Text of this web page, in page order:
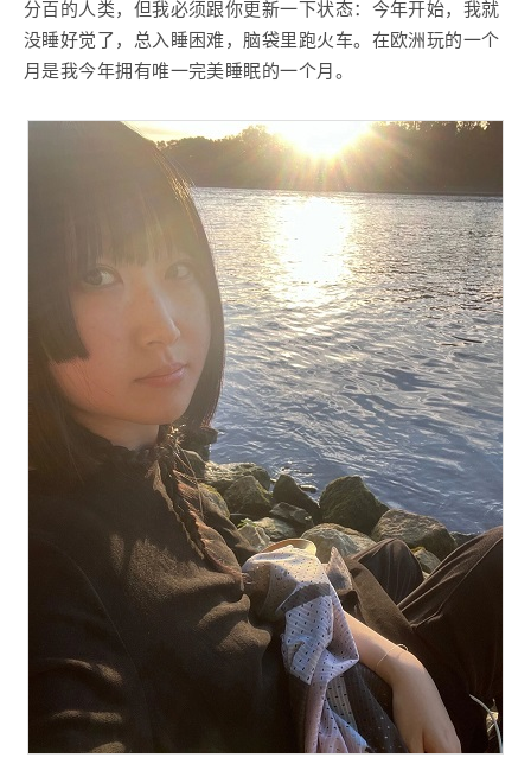
分百的人类，但我必须跟你更新一下状态：今年开始，我就
没睡好觉了，总入睡困难，脑袋里跑火车。在欧洲玩的一个
月是我今年拥有唯一完美睡眠的一个月。